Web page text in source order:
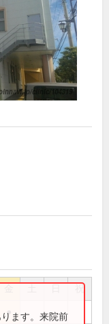
祝
●ます。来院前